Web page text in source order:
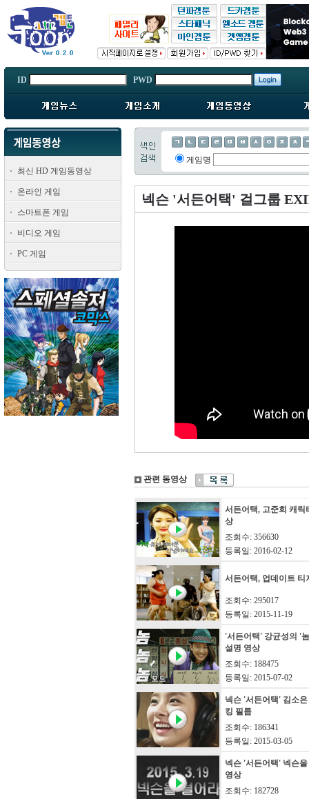
ID PWD
최신 HD 게임동영상
온라인 게임
스마트폰 게임
비디오 게임
PC 게임
게임명
넥슨 '서든어택' 걸그룹
관련 동영상
서든어택, 고준희 캐릭
상
조회수: 356630
등록일: 2016-02-12
서든어택, 업데이트 티
조회수: 295017
등록일: 2015-11-19
'서든어택' 강균성의 '
설명 영상
조회수: 188475
등록일: 2015-07-02
넥슨 '서든어택' 김소
킹 필름
조회수: 186341
등록일: 2015-03-05
넥슨 '서든어택' 넥슨
영상
조회수: 182728